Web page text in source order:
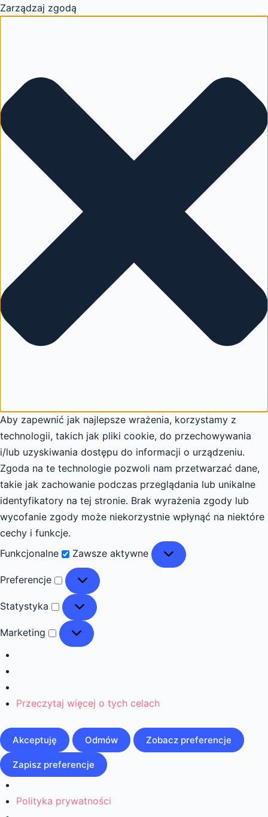
Zarządzaj zgodą
Aby zapewnić jak najlepsze wrażenia, korzystamy z
technologii, takich jak pliki cookie, do przechowywania
i/lub uzyskiwania dostępu do informacji o urządzeniu.
Zgoda na te technologie pozwoli nam przetwarzać dane,
takie jak zachowanie podczas przeglądania lub unikalne
identyfikatory na tej stronie. Brak wyrażenia zgody lub
wycofanie zgody może niekorzystnie wpłynąć na niektóre
cechy i funkcje.
Funkcjonalne
Funkcjonalne
Zawsze aktywne
Preferencje Preferencje
Statystyka Statystyka
Marketing Marketing
Przeczytaj więcej o tych celach
Akceptuję Odmów Zobacz preferencje
Zapisz preferencje
Polityka prywatności